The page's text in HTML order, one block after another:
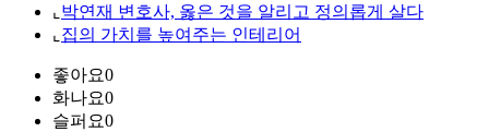
⌞ 박연재 변호사, 옳은 것을 알리고 정의롭게 살다
⌞ 집의 가치를 높여주는 인테리어
좋아요0
화나요0
슬퍼요0